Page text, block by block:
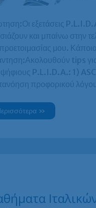
εξετάσεις
και μπαίνω στην
μου.
tips
P.L.I.D.A.: 1)
προφορικού
»